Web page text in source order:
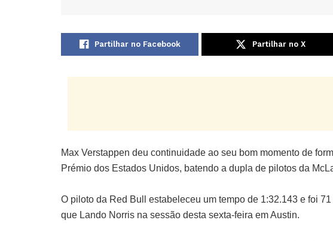
Partilhar no Facebook Partilhar no X
Max Verstappen deu continuidade ao seu bom momento de
Prémio dos Estados Unidos, batendo a dupla de pilotos da
O piloto da Red Bull estabeleceu um tempo de 1:32.143 e foi
que Lando Norris na sessão desta sexta-feira em Austin.